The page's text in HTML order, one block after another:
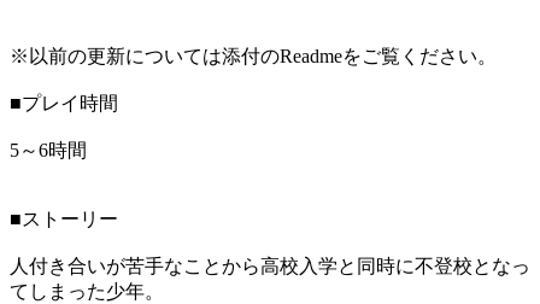
※以前の更新については添付のReadmeをご覧ください。
■プレイ時間
5～6時間
■ストーリー
人付き合いが苦手なことから高校入学と同時に不登校となっ
てしまった少年。